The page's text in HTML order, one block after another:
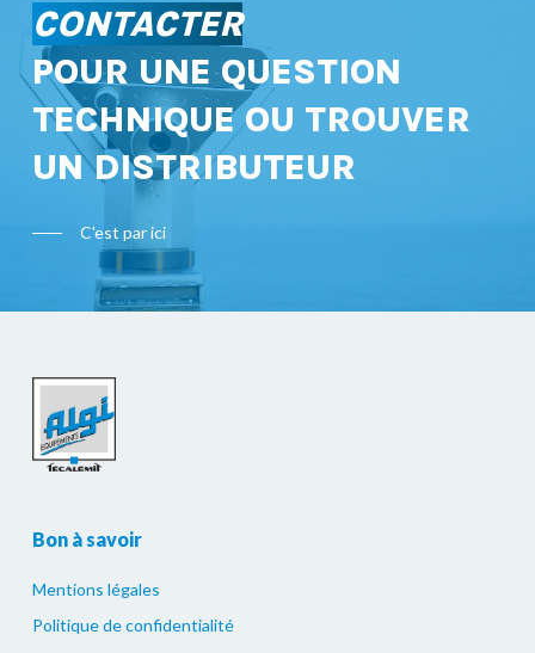
CONTACTER
POUR UNE QUESTION
TECHNIQUE OU TROUVER
UN DISTRIBUTEUR
C'est par ici
Bon à savoir
Mentions légales
Politique de confidentialité